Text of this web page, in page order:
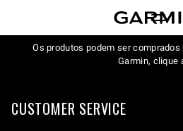
Os produtos podem ser
Garmin, clique
CUSTOMER SERVICE